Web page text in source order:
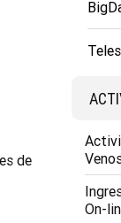
de
On-